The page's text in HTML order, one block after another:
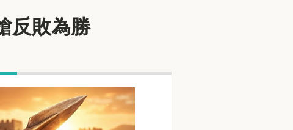
反敗為勝